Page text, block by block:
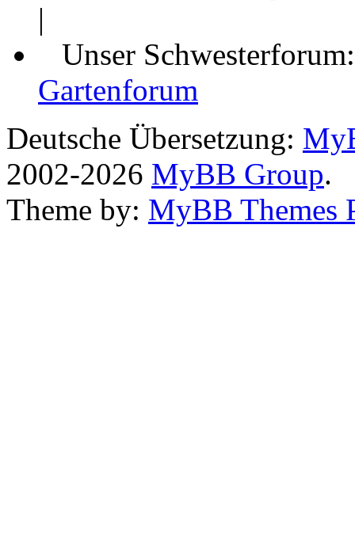
|
Unser
Gartenforum
Deutsche Übersetzung:
2002-2026 MyBB Group.
Theme by: MyBB Themes